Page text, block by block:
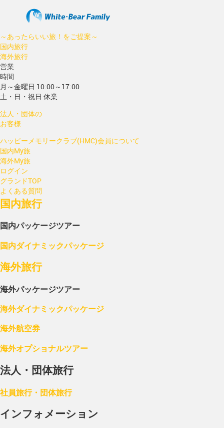
～あったらいい旅！をご提案～
国内旅行
海外旅行
営業
時間
月～金曜日 10:00～17:00
土・日・祝日 休業
法人・団体の
お客様
ハッピーメモリークラブ(HMC)会員について
国内My旅
海外My旅
ログイン
グランドTOP
よくある質問
国内旅行
国内パッケージツアー
国内ダイナミックパッケージ
海外旅行
海外パッケージツアー
海外ダイナミックパッケージ
海外航空券
海外オプショナルツアー
法人・団体旅行
社員旅行・団体旅行
インフォメーション